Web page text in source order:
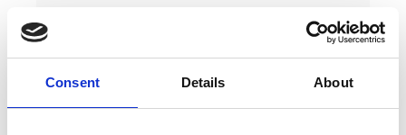
Consent Details About
Motor vermogen: 500 watt